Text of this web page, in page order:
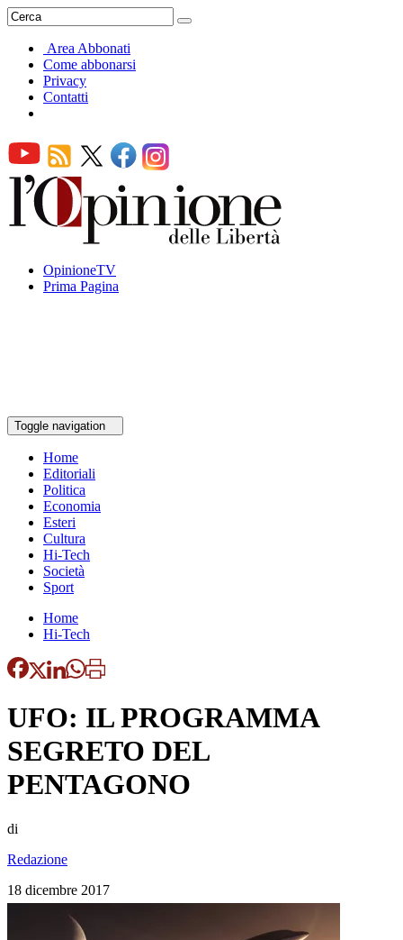
Area Abbonati
Come abbonarsi
Privacy
Contatti
OpinioneTV
Prima Pagina
Toggle navigation
Home
Editoriali
Politica
Economia
Esteri
Cultura
Hi-Tech
Società
Sport
Home
Hi-Tech
UFO: IL PROGRAMMA
SEGRETO DEL
PENTAGONO
di
Redazione
18 dicembre 2017